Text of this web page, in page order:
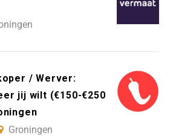
/ Werver:
jij wilt (€150-€250
Groningen